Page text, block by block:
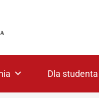
Dla studenta